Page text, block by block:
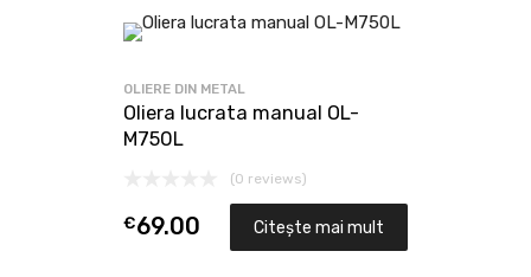
OLIERE DIN METAL
Oliera lucrata manual OL-
M750L
(0 reviews)
€69.00 Citește mai mult